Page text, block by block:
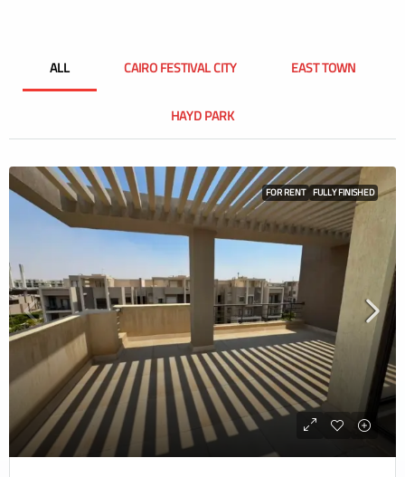
ALL CAIRO FESTIVAL CITY EAST TOWN
HAYD PARK
FOR RENT FULLY FINISHED